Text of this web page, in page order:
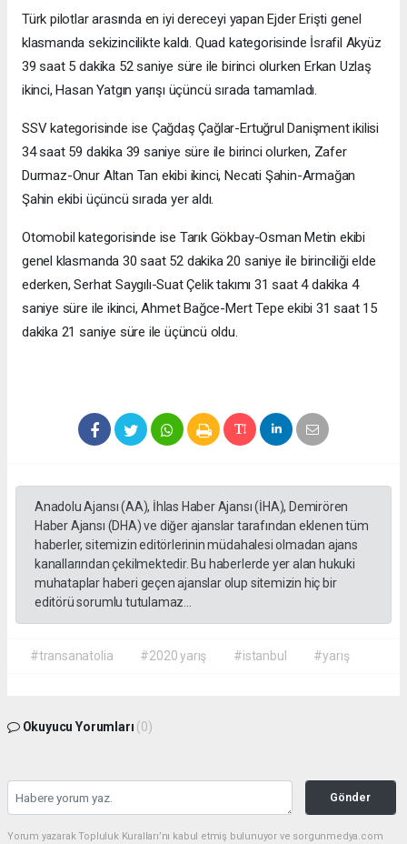
Türk pilotlar arasında en iyi dereceyi yapan Ejder Erişti genel
klasmanda sekizincilikte kaldı. Quad kategorisinde İsrafil Akyüz
39 saat 5 dakika 52 saniye süre ile birinci olurken Erkan Uzlaş
ikinci, Hasan Yatgın yarışı üçüncü sırada tamamladı.
SSV kategorisinde ise Çağdaş Çağlar-Ertuğrul Danişment ikilisi
34 saat 59 dakika 39 saniye süre ile birinci olurken, Zafer
Durmaz-Onur Altan Tan ekibi ikinci, Necati Şahin-Armağan
Şahin ekibi üçüncü sırada yer aldı.
Otomobil kategorisinde ise Tarık Gökbay-Osman Metin ekibi
genel klasmanda 30 saat 52 dakika 20 saniye ile birinciliği elde
ederken, Serhat Saygılı-Suat Çelik takımı 31 saat 4 dakika 4
saniye süre ile ikinci, Ahmet Bağce-Mert Tepe ekibi 31 saat 15
dakika 21 saniye süre ile üçüncü oldu.
Anadolu Ajansı (AA), İhlas Haber Ajansı (İHA), Demirören
Haber Ajansı (DHA) ve diğer ajanslar tarafından eklenen tüm
haberler, sitemizin editörlerinin müdahalesi olmadan ajans
kanallarından çekilmektedir. Bu haberlerde yer alan hukuki
muhataplar haberi geçen ajanslar olup sitemizin hiç bir
editörü sorumlu tutulamaz...
#transanatolia #2020 yarış #istanbul #yarış
Okuyucu Yorumları (0)
Gönder
Yorum yazarak Topluluk Kuralları’nı kabul etmiş bulunuyor ve sorgunmedya.com